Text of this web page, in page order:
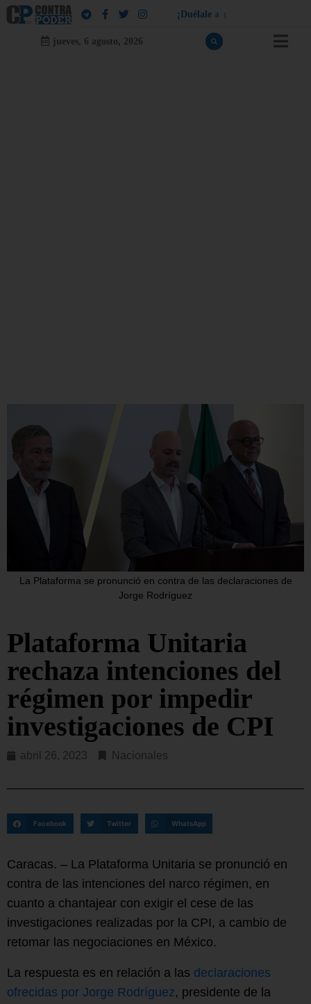
¡ Dué a e a q
jueves, 6 agosto, 2026
La Plataforma se pronunció en contra de las declaraciones de
Jorge Rodríguez
Plataforma Unitaria
rechaza intenciones del
régimen por impedir
investigaciones de CPI
abril 26, 2023 Nacionales
Facebook Twitter WhatsApp
Caracas. – La Plataforma Unitaria se pronunció en
contra de las intenciones del narco régimen, en
cuanto a chantajear con exigir el cese de las
investigaciones realizadas por la CPI, a cambio de
retomar las negociaciones en México.
La respuesta es en relación a las declaraciones
ofrecidas por Jorge Rodríguez, presidente de la